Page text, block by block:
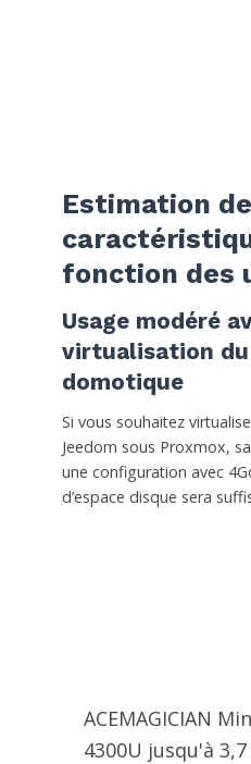
Estimation
fonction des
Usage modéré
virtualisation
domotique
Si vous souhaitez
Jeedom sous Proxmox,
une configuration avec
d’espace disque sera
ACEMAGICIAN
4300U jusqu'à 3,7